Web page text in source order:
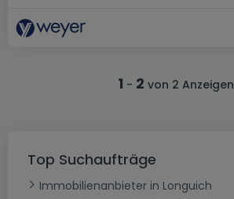
1 - 2 von 2 Anzeigen
Top Suchaufträge
Immobilienanbieter in Longuich